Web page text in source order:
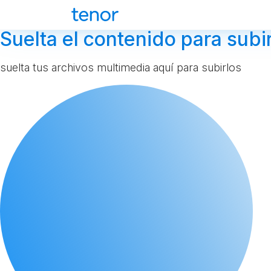
Suelta el contenido para
suelta tus archivos multimedia aquí para subirlos